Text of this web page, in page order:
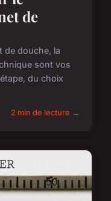
de
de douche, la
sont vos
du choix
2 min de lecture →